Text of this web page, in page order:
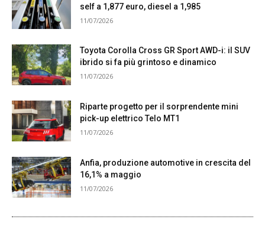
self a 1,877 euro, diesel a 1,985
11/07/2026
Toyota Corolla Cross GR Sport AWD-i: il SUV
ibrido si fa più grintoso e dinamico
11/07/2026
Riparte progetto per il sorprendente mini
pick-up elettrico Telo MT1
11/07/2026
Anfia, produzione automotive in crescita del
16,1% a maggio
11/07/2026